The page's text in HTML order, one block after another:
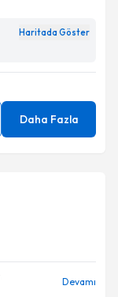
Haritada Göster
Daha Fazla
Devamı